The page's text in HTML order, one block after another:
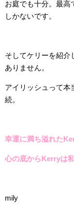
お庭でも十分。最高
しかないです。
そしてケリーを紹介
ありません。
アイリッシュって本
続。
幸運に満ち溢れた
心の底からKerryは
mily